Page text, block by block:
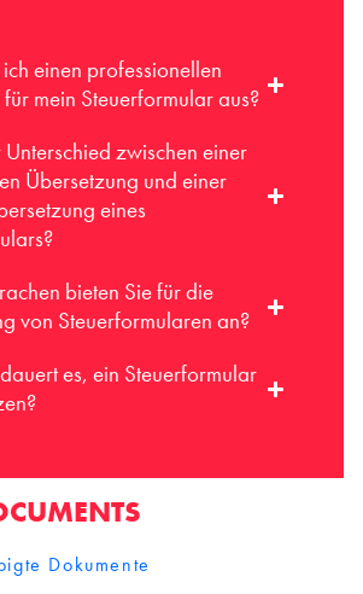
einen professionellen
mein Steuerformular aus?
zwischen einer
Übersetzung und einer
eines
bieten Sie für die
von Steuerformularen an?
es, ein Steuerformular
Dokumente